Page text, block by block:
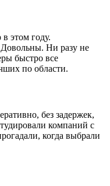
этом году.
Довольны. Ни разу не
быстро все
по области.
без задержек,
компаний с
когда выбрали